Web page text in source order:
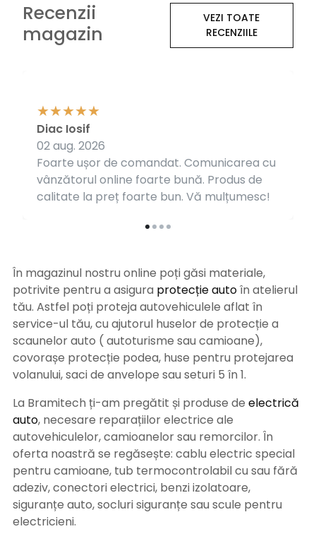
Recenzii
magazin
VEZI TOATE
RECENZIILE
Foarte ușor de comandat. Comunicarea cu
vânzătorul online foarte bună. Produs de
calitate la preț foarte bun. Vă mulțumesc!
Diac Iosif
02 aug. 2026
În magazinul nostru online poți găsi materiale,
potrivite pentru a asigura protecție autoîn atelierul
tău. Astfel poți proteja autovehiculele aflat în
service-ul tău, cu ajutorul huselor de protecție a
scaunelor auto ( autoturisme sau camioane),
covorașe protecție podea, huse pentru protejarea
volanului, saci de anvelope sau seturi 5 în 1.
La Bramitech ți-am pregătit și produse de electrică
auto, necesare reparațiilor electrice ale
autovehiculelor, camioanelor sau remorcilor. În
oferta noastră se regăsește: cablu electric special
pentru camioane, tub termocontrolabil cu sau fără
adeziv, conectori electrici, benzi izolatoare,
siguranțe auto, socluri siguranțe sau scule pentru
electricieni.